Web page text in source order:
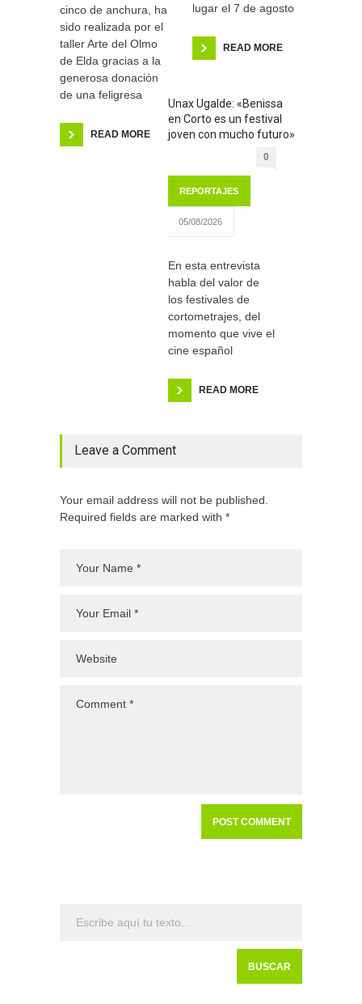
cinco de anchura, ha
sido realizada por el
taller Arte del Olmo
de Elda gracias a la
generosa donación
de una feligresa
READ MORE
lugar el 7 de agosto
READ MORE
Unax Ugalde: «Benissa
en Corto es un festival
joven con mucho futuro»
0
REPORTAJES
05/08/2026
En esta entrevista
habla del valor de
los festivales de
cortometrajes, del
momento que vive el
cine español
READ MORE
Leave a Comment
Your email address will not be published.
Required fields are marked with *